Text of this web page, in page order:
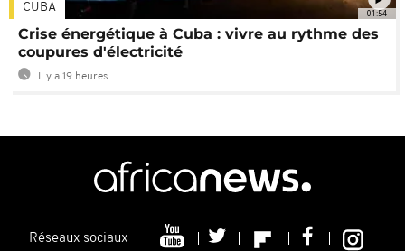
01:54
CUBA
Crise énergétique à Cuba : vivre au rythme des
coupures d'électricité
Il y a 19 heures
Réseaux sociaux